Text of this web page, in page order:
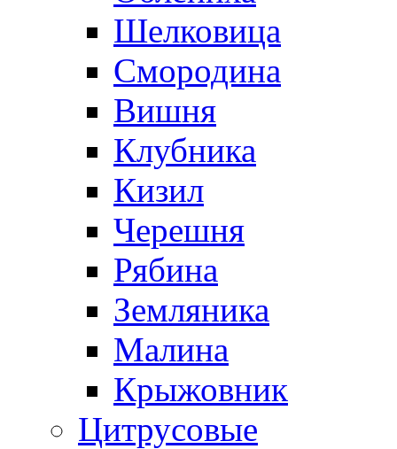
Шелковица
Смородина
Вишня
Клубника
Кизил
Черешня
Рябина
Земляника
Малина
Крыжовник
Цитрусовые